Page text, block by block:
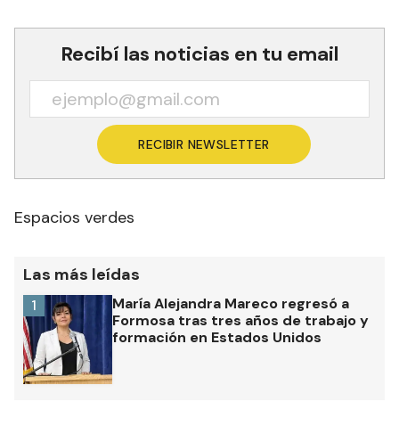
Recibí las noticias en tu email
RECIBIR NEWSLETTER
Espacios verdes
Las más leídas
María Alejandra Mareco regresó a
Formosa tras tres años de trabajo y
formación en Estados Unidos
1